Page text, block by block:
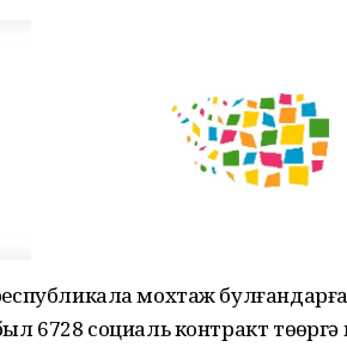
мохтаж
6728 социаль контракт